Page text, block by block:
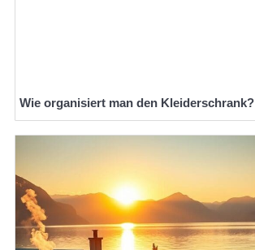
Wie organisiert man den Kleiderschrank?